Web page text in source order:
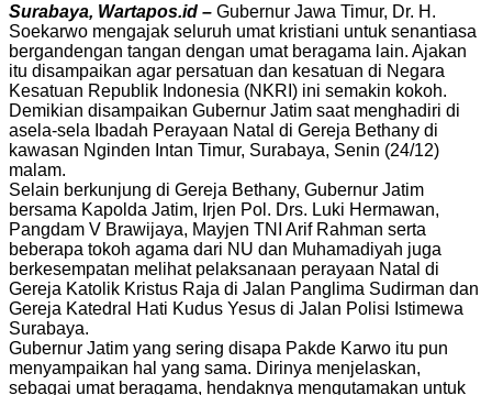
Surabaya, Wartapos.id – Gubernur Jawa Timur, Dr. H.
Soekarwo mengajak seluruh umat kristiani untuk senantiasa
bergandengan tangan dengan umat beragama lain. Ajakan
itu disampaikan agar persatuan dan kesatuan di Negara
Kesatuan Republik Indonesia (NKRI) ini semakin kokoh.
Demikian disampaikan Gubernur Jatim saat menghadiri di
asela-sela Ibadah Perayaan Natal di Gereja Bethany di
kawasan Nginden Intan Timur, Surabaya, Senin (24/12)
malam.
Selain berkunjung di Gereja Bethany, Gubernur Jatim
bersama Kapolda Jatim, Irjen Pol. Drs. Luki Hermawan,
Pangdam V Brawijaya, Mayjen TNI Arif Rahman serta
beberapa tokoh agama dari NU dan Muhamadiyah juga
berkesempatan melihat pelaksanaan perayaan Natal di
Gereja Katolik Kristus Raja di Jalan Panglima Sudirman dan
Gereja Katedral Hati Kudus Yesus di Jalan Polisi Istimewa
Surabaya.
Gubernur Jatim yang sering disapa Pakde Karwo itu pun
menyampaikan hal yang sama. Dirinya menjelaskan,
sebagai umat beragama, hendaknya mengutamakan untuk